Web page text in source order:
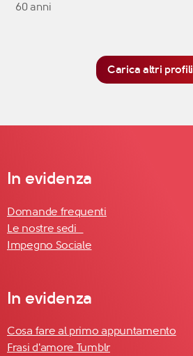
60 anni
Carica altri profili
In evidenza
Domande frequenti
Le nostre sedi
Impegno Sociale
In evidenza
Cosa fare al primo appuntamento
Frasi d'amore Tumblr